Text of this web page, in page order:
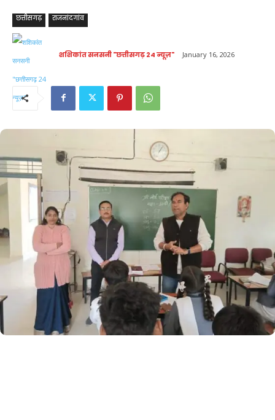
छत्तीसगढ़ राजनांदगांव
शशिकांत सनसनी "छत्तीसगढ़ 24 न्यूज़" January 16, 2026